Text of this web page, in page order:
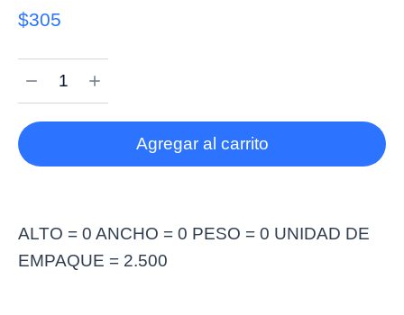
$305
Agregar al carrito
ALTO = 0 ANCHO = 0 PESO = 0 UNIDAD DE
EMPAQUE = 2.500